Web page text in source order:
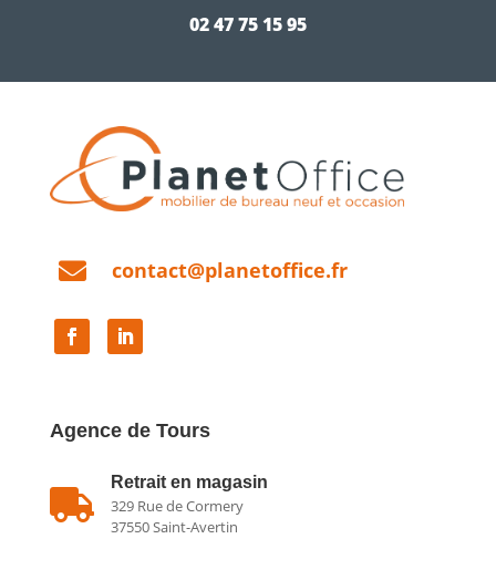
02 47 75 15 95
 contact@planetoffice.fr
Agence de Tours

Retrait en magasin
329 Rue de Cormery
37550 Saint-Avertin